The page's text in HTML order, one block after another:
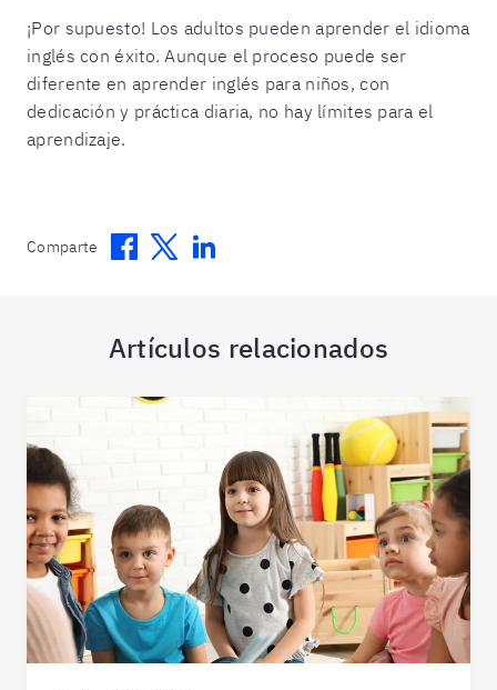
¡Por supuesto! Los adultos pueden aprender el idioma
inglés con éxito. Aunque el proceso puede ser
diferente en aprender inglés para niños, con
dedicación y práctica diaria, no hay límites para el
aprendizaje.
Comparte Facebook
TwitterLinkedin
Artículos relacionados